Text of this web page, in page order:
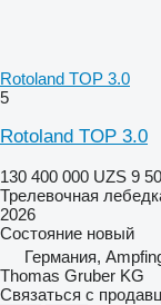
Rotoland TOP 3.0
5
Rotoland TOP 3.0
130 400 000 UZS 9
Трелевочная
2026
Состояние новый
Германия,
Thomas Gruber KG
Связаться с